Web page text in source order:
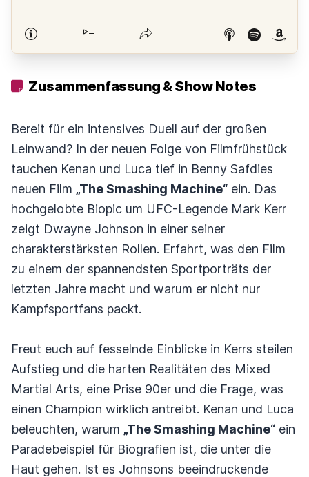
Zusammenfassung & Show Notes
Bereit für ein intensives Duell auf der großen
Leinwand? In der neuen Folge von Filmfrühstück
tauchen Kenan und Luca tief in Benny Safdies
neuen Film „The Smashing Machine“ ein. Das
hochgelobte Biopic um UFC-Legende Mark Kerr
zeigt Dwayne Johnson in einer seiner
charakterstärksten Rollen. Erfahrt, was den Film
zu einem der spannendsten Sportporträts der
letzten Jahre macht und warum er nicht nur
Kampfsportfans packt.
Freut euch auf fesselnde Einblicke in Kerrs steilen
Aufstieg und die harten Realitäten des Mixed
Martial Arts, eine Prise 90er und die Frage, was
einen Champion wirklich antreibt. Kenan und Luca
beleuchten, warum „The Smashing Machine“ ein
Paradebeispiel für Biografien ist, die unter die
Haut gehen. Ist es Johnsons beeindruckende